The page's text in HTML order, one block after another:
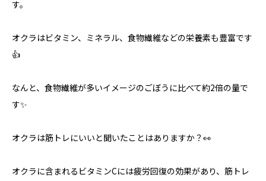
す。
オクラはビタミン、ミネラル、食物繊維などの栄養素も豊富です
👍
なんと、食物繊維が多いイメージのごぼうに比べて約2倍の量で
す✨
オクラは筋トレにいいと聞いたことはありますか？👀
オクラに含まれるビタミンCには疲労回復の効果があり、筋トレ